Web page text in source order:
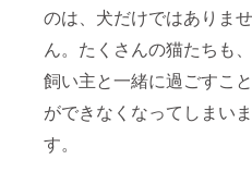
のは、犬だけではありませ
ん。たくさんの猫たちも、
飼い主と一緒に過ごすこと
ができなくなってしまいま
す。